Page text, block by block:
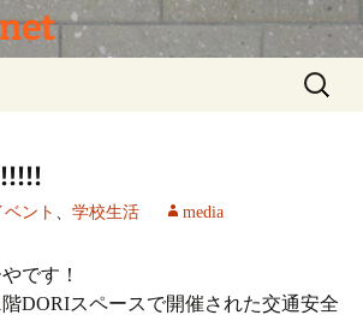
検
索:
ベント 、 学校生活 media
です！
DORIスペースで開催された交通安全